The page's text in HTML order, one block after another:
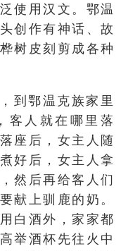
使用汉文。鄂温
创作有神话、故
树皮刻剪成各种
到鄂温克族家里
客人就在哪里落
座后，女主人随
好后，女主人拿
然后再给客人们
献上驯鹿的奶。
白酒外，家家都
举酒杯先往火中